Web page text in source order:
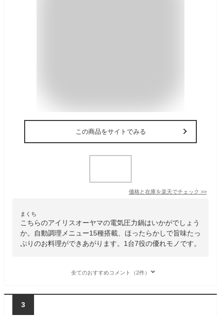
この商品をサイトでみる
価格と在庫を楽天でチェック >>
まくち
こちらのアイリスオーヤマの電気圧力鍋はいかがでしょう
か。自動調理メニュー15種搭載、ほったらかしで旨味たっ
ぷりのお料理ができあがります。1台7役の優れモノです。
全てのおすすめコメント（2件）
3